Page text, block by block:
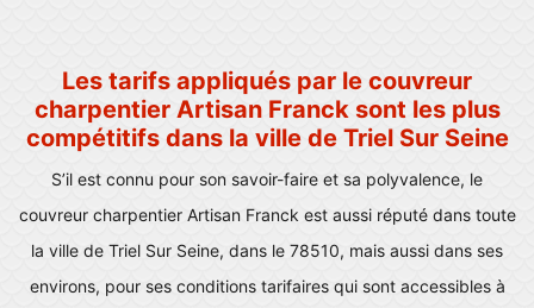
Les tarifs appliqués par le couvreur
charpentier Artisan Franck sont les plus
compétitifs dans la ville de Triel Sur Seine
S’il est connu pour son savoir-faire et sa polyvalence, le
couvreur charpentier Artisan Franck est aussi réputé dans toute
la ville de Triel Sur Seine, dans le 78510, mais aussi dans ses
environs, pour ses conditions tarifaires qui sont accessibles à